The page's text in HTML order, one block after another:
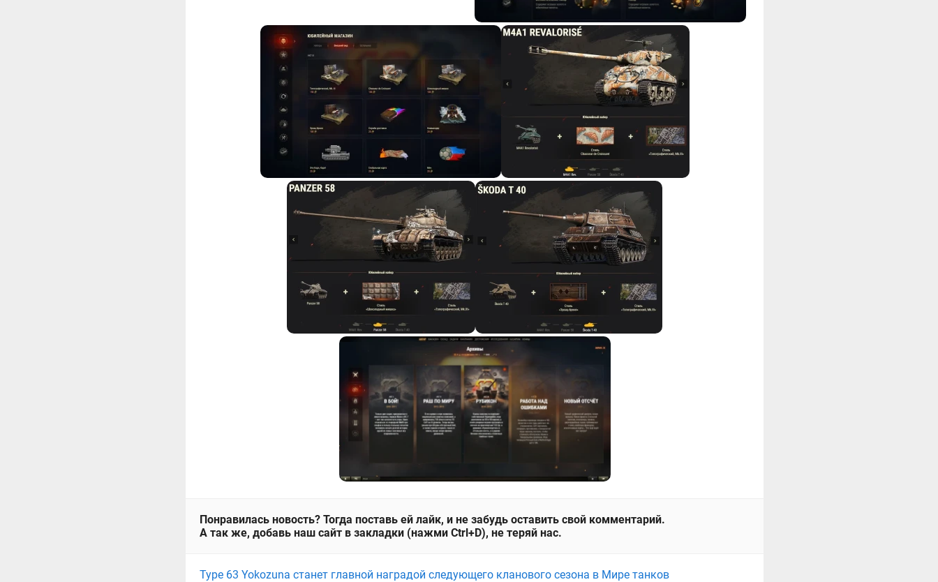
Понравилась новость? Тогда поставь ей лайк, и не забудь оставить свой комментарий.
А так же, добавь наш сайт в закладки (нажми Ctrl+D), не теряй нас.
Type 63 Yokozuna станет главной наградой следующего кланового сезона в Мире танков